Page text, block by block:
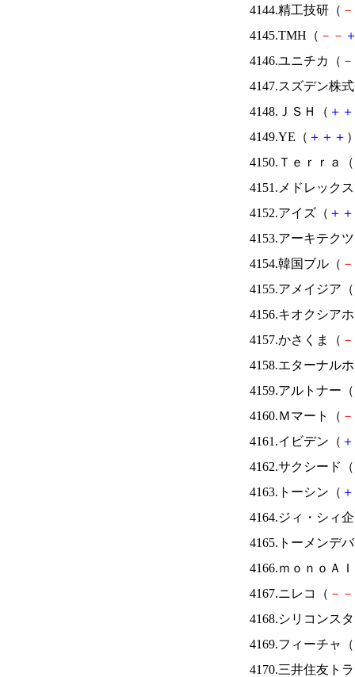
4144.精工技研（ －
4145.TMH（ － －
4146.ユニチカ（ －
4147.スズデン株
4148.ＪＳＨ（ ＋ ＋
4149.YE（ ＋ ＋ ＋
4150.Ｔｅｒｒａ（
4151.メドレック
4152.アイズ（ ＋ ＋
4153.アーキテク
4154.韓国ブル（ －
4155.アメイジア（
4156.キオクシア
4157.かさくま（ －
4158.エターナル
4159.アルトナー（
4160.Ｍマート（ －
4161.イビデン（ ＋
4162.サクシード（
4163.トーシン（ ＋
4164.ジィ・シィ
4165.トーメンデ
4166.ｍｏｎｏＡ
4167.ニレコ（ － －
4168.シリコンス
4169.フィーチャ（
4170.三井住友ト